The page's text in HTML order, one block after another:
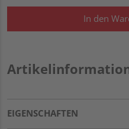
In den
EIGENSCHAFTEN